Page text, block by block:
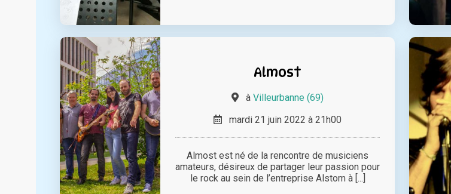
Almost
àVilleurbanne (69)
mardi 21 juin 2022 à 21h00
Almost est né de la rencontre de musiciens
amateurs, désireux de partager leur passion pour
le rock au sein de l’entreprise Alstom à [...]